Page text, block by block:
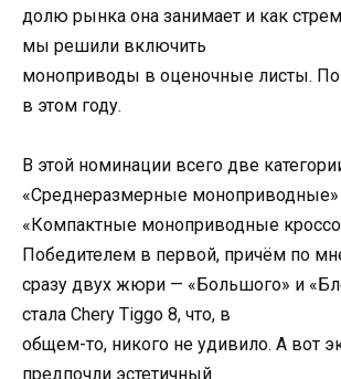
долю рынка она занимает и как
мы решили включить
моноприводы в оценочные листы.
в этом году.
В этой номинации всего две
«Среднеразмерные
«Компактные моноприводные
Победителем в первой, причём по
сразу двух жюри — «Большого» и
стала Chery Tiggo 8, что, в
общем-то, никого не удивило. А вот
предпочли эстетичный